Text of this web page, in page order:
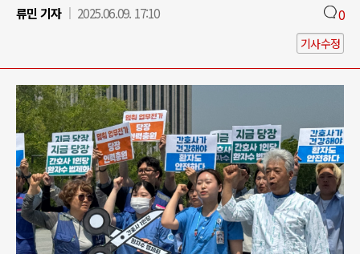
류민 기자
2025.06.09. 17:10 0
기사수정